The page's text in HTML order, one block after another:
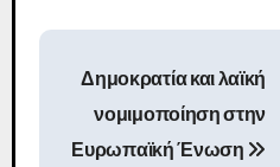
Δημοκρατία και λαϊκή
νομιμοποίηση στην
Ευρωπαϊκή Ένωση